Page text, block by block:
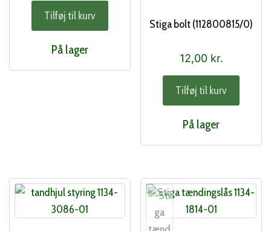
Tilføj til kurv
På lager
Stiga bolt (112800815/0)
12,00 kr.
Tilføj til kurv
På lager